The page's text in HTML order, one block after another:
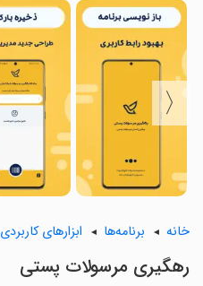
〈
خانه برنامه‌ها ابزارهای کاربردی
رهگیری مرسولات پستی